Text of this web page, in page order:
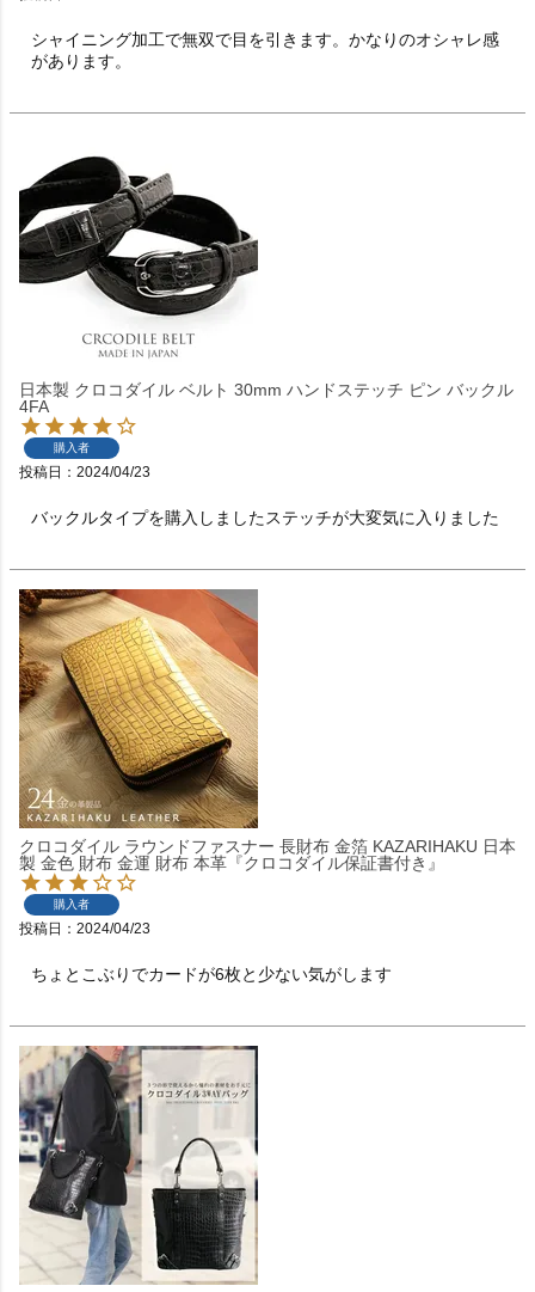
シャイニング加工で無双で目を引きます。かなりのオシャレ感
があります。
日本製 クロコダイル ベルト 30mm ハンドステッチ ピン バックル
4FA
購入者
投稿日 2024/04/23
バックルタイプを購入しましたステッチが大変気に入りました
クロコダイル ラウンドファスナー 長財布 金箔 KAZARIHAKU 日本
製 金色 財布 金運 財布 本革『クロコダイル保証書付き』
購入者
投稿日 2024/04/23
ちょとこぶりでカードが6枚と少ない気がします